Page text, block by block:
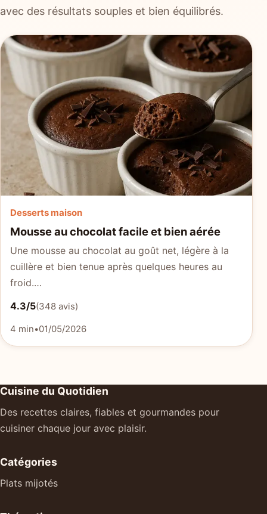
avec des résultats souples et bien équilibrés.
Desserts maison
Mousse au chocolat facile et bien aérée
Une mousse au chocolat au goût net, légère à la
cuillère et bien tenue après quelques heures au
froid.…
4.3/5(348 avis)
4 min•01/05/2026
Cuisine du Quotidien
Des recettes claires, fiables et gourmandes pour
cuisiner chaque jour avec plaisir.
Catégories
Plats mijotés